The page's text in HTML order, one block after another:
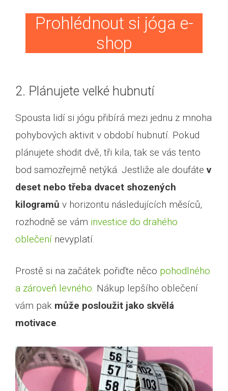
Prohlédnout si jóga e-
shop
2. Plánujete velké hubnutí
Spousta lidí si jógu přibírá mezi jednu z mnoha
pohybových aktivit v období hubnutí. Pokud
plánujete shodit dvě, tři kila, tak se vás tento
bod samozřejmě netýká. Jestliže ale doufáte v
deset nebo třeba dvacet shozených
kilogramů v horizontu následujících měsíců,
rozhodně se vám investice do drahého
oblečení nevyplatí.
Prostě si na začátek pořiďte něco pohodlného
a zároveň levného. Nákup lepšího oblečení
vám pak může posloužit jako skvělá
motivace.